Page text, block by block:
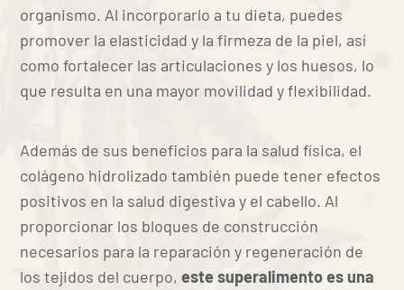
organismo. Al incorporarlo a tu dieta, puedes
promover la elasticidad y la firmeza de la piel, así
como fortalecer las articulaciones y los huesos, lo
que resulta en una mayor movilidad y flexibilidad.
Además de sus beneficios para la salud física, el
colágeno hidrolizado también puede tener efectos
positivos en la salud digestiva y el cabello. Al
proporcionar los bloques de construcción
necesarios para la reparación y regeneración de
los tejidos del cuerpo, este superalimento es una